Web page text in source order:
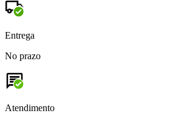
Entrega
No prazo
Atendimento